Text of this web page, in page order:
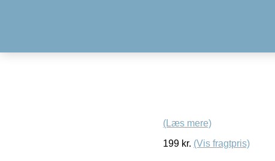
(Læs mere)
199 kr. (Vis fragtpris)